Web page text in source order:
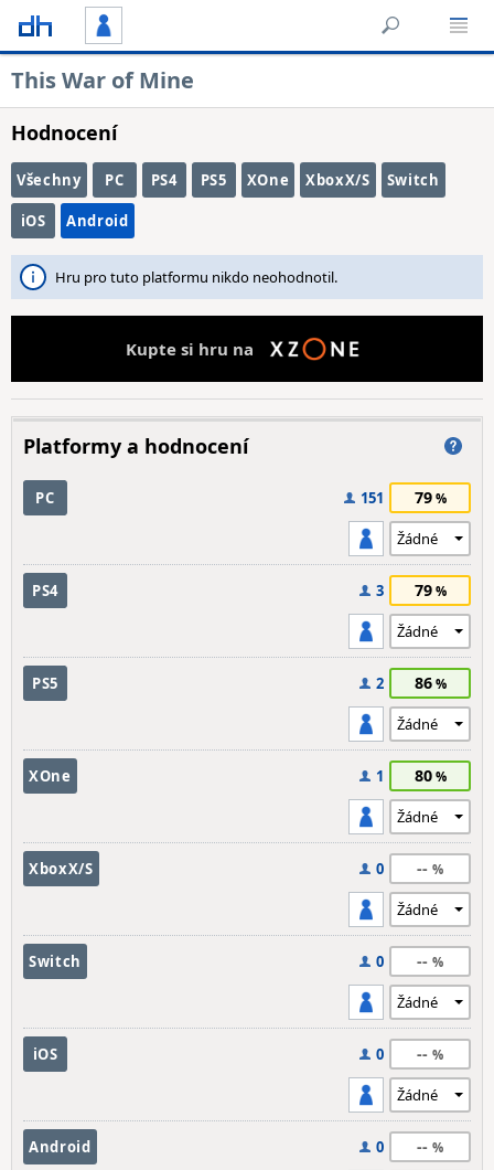
This War of Mine
Hodnocení
Všechny PC PS4 PS5 XOne XboxX/S Switch
iOS Android
Hru pro tuto platformu nikdo neohodnotil.
Kupte si hru na
Platformy a hodnocení
PC 151 79
PS4 3 79
PS5 2 86
XOne 1 80
XboxX/S 0 --
Switch 0 --
iOS 0 --
Android 0 --